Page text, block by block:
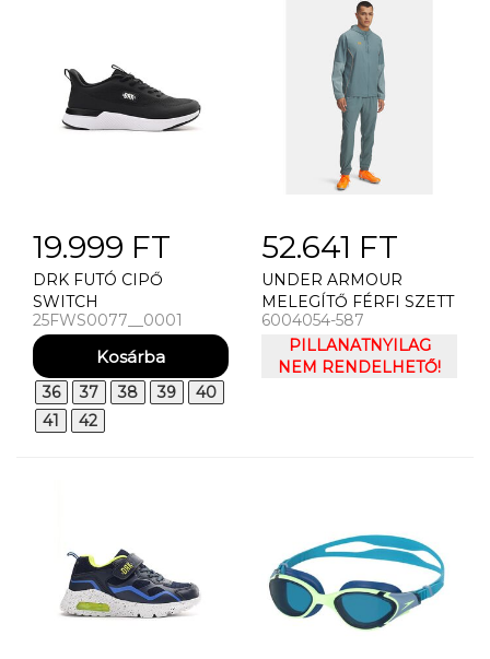
19.999 FT
DRK FUTÓ CIPŐ
SWITCH
25FWS0077__0001
36 37 38 39
40
41
42
52.641 FT
UNDER ARMOUR
MELEGÍTŐ FÉRFI SZETT
UNDER ARMOUR UA M
CHALLENGER PRO
TRCKSUIT-BLU
6004054-587
PILLANATNYILAG
NEM RENDELHETŐ!